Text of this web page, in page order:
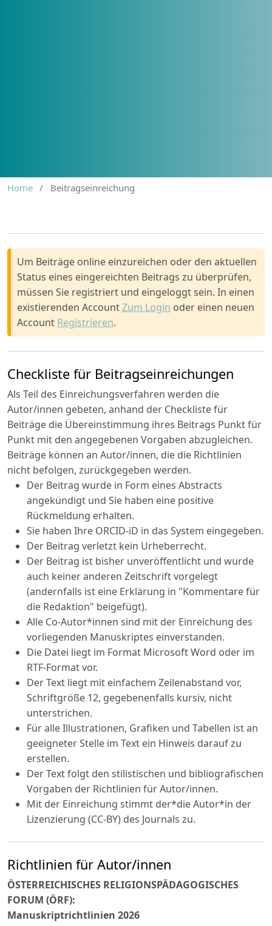
Home / Beitragseinreichung
Um Beiträge online einzureichen oder den aktuellen
Status eines eingereichten Beitrags zu überprüfen,
müssen Sie registriert und eingeloggt sein. In einen
existierenden AccountZum Login oder einen neuen
Account Registrieren.
Checkliste für Beitragseinreichungen
Als Teil des Einreichungsverfahren werden die
Autor/innen gebeten, anhand der Checkliste für
Beiträge die Übereinstimmung ihres Beitrags Punkt für
Punkt mit den angegebenen Vorgaben abzugleichen.
Beiträge können an Autor/innen, die die Richtlinien
nicht befolgen, zurückgegeben werden.
Der Beitrag wurde in Form eines Abstracts
angekündigt und Sie haben eine positive
Rückmeldung erhalten.
Sie haben Ihre ORCID-iD in das System eingegeben.
Der Beitrag verletzt kein Urheberrecht.
Der Beitrag ist bisher unveröffentlicht und wurde
auch keiner anderen Zeitschrift vorgelegt
(andernfalls ist eine Erklärung in "Kommentare für
die Redaktion" beigefügt).
Alle Co-Autor*innen sind mit der Einreichung des
vorliegenden Manuskriptes einverstanden.
Die Datei liegt im Format Microsoft Word oder im
RTF-Format vor.
Der Text liegt mit einfachem Zeilenabstand vor,
Schriftgröße 12, gegebenenfalls kursiv, nicht
unterstrichen.
Für alle Illustrationen, Grafiken und Tabellen ist an
geeigneter Stelle im Text ein Hinweis darauf zu
erstellen.
Der Text folgt den stilistischen und bibliografischen
Vorgaben der Richtlinien für Autor/innen.
Mit der Einreichung stimmt der*die Autor*in der
Lizenzierung (CC-BY) des Journals zu.
Richtlinien für Autor/innen
ÖSTERREICHISCHES RELIGIONSPÄDAGOGISCHES
FORUM (ÖRF):
Manuskriptrichtlinien 2026